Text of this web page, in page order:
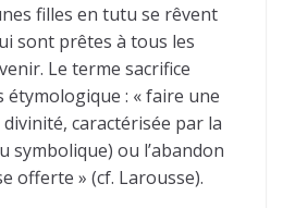
filles en tutu se rêvent
sont prêtes à tous les
Le terme sacrifice
étymologique : « faire une
caractérisée par la
symbolique) ou l’abandon
offerte » (cf. Larousse).